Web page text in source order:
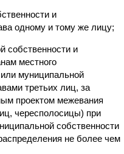
и
одному и тому же лицу;
собственности и
местного
муниципальной
третьих лиц, за
проектом межевания
чересполосицы) при
собственности
не более чем